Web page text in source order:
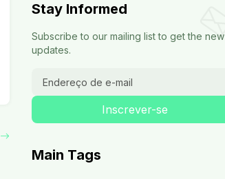
Stay Informed
Subscribe to our mailing list to get the new
updates.
Main Tags